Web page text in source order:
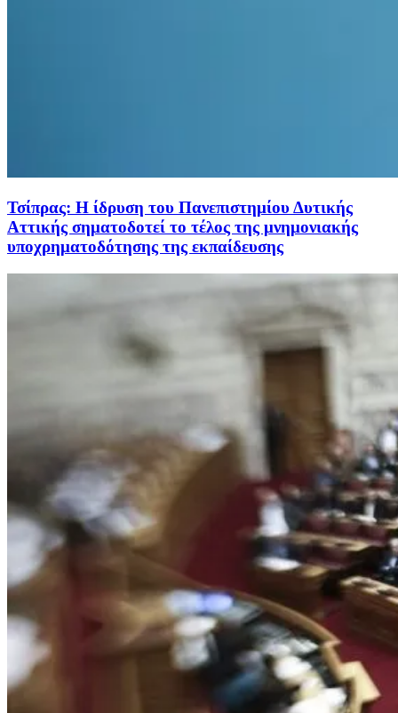
Τσίπρας: Η ίδρυση του Πανεπιστημίου Δυτικής
Αττικής σηματοδοτεί το τέλος της μνημονιακής
υποχρηματοδότησης της εκπαίδευσης